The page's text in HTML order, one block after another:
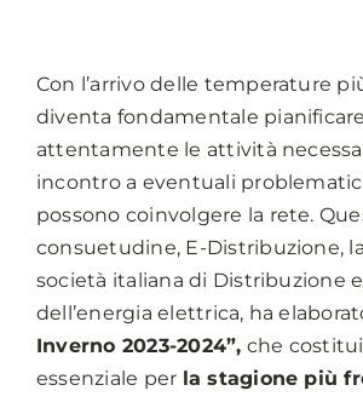
Con l’arrivo delle temperature
diventa fondamentale pianificare
attentamente le attività
incontro a eventuali
possono coinvolgere la rete.
consuetudine, E-Distribuzione,
società italiana di Distribuzione
dell’energia elettrica, ha
Inverno 2023-2024”, che
essenziale per la stagione più